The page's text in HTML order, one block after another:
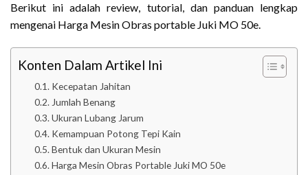
Berikut ini adalah review, tutorial, dan panduan lengkap
mengenai Harga Mesin Obras portable Juki MO 50e.
Konten Dalam Artikel Ini
Kecepatan Jahitan
Jumlah Benang
Ukuran Lubang Jarum
Kemampuan Potong Tepi Kain
Bentuk dan Ukuran Mesin
Harga Mesin Obras Portable Juki MO 50e